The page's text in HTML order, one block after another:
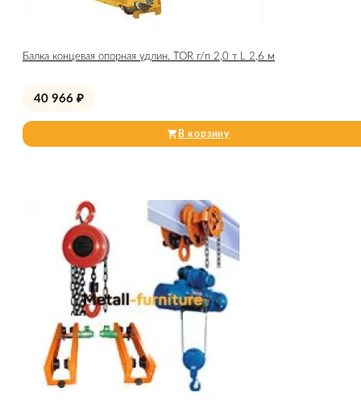
Балка концевая опорная удлин. TOR г/п 2,0 т L 2,6 м
40 966 ₽
В корзину